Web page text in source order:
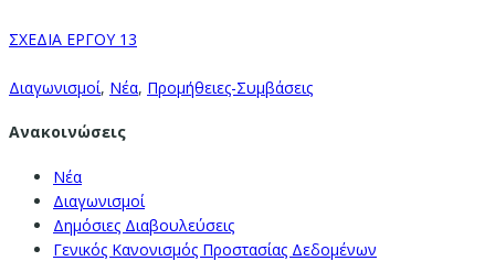
ΣΧΕΔΙΑ ΕΡΓΟΥ 13
Διαγωνισμοί, Νέα, Προμήθειες-Συμβάσεις
Ανακοινώσεις
Νέα
Διαγωνισμοί
Δημόσιες Διαβουλεύσεις
Γενικός Κανονισμός Προστασίας Δεδομένων